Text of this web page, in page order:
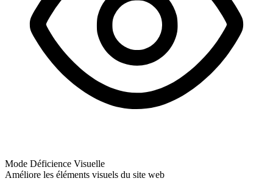
Mode Déficience Visuelle
Améliore les éléments visuels du site web